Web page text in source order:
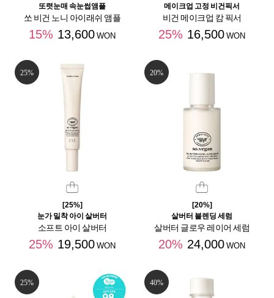
또렷눈매 속눈썹앰플
쏘 비건 노니 아이래쉬 앰플
15% 13,600 WON
메이크업 고정 비건픽서
비건 메이크업 캄 픽서
25% 16,500 WON
25%
[25%]
눈가 밀착 아이 살버터
소프트 아이 살버터
25% 19,500 WON
20%
[20%]
살버터 블렌딩 세럼
살버터 글로우 레이어 세럼
20% 24,000 WON
25% 40%